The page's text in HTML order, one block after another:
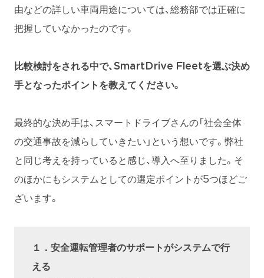
由などの詳しい車両用途については、総務部では正確に
把握していなかったのです。
比較検討をされる中で、SmartDrive Fleetを選ぶ決め
手となったポイントを教えてください。
最終的な決め手は、スマートドライブさんの「社会全体
の交通事故を減らしていきたい」という想いです。弊社
と同じ考えを持っていると感じ、導入へ至りました。そ
のほかにもシステムとしての選定ポイントが5つほどご
ざいます。
１．安全運転管理者のサポートがシステムで行
える